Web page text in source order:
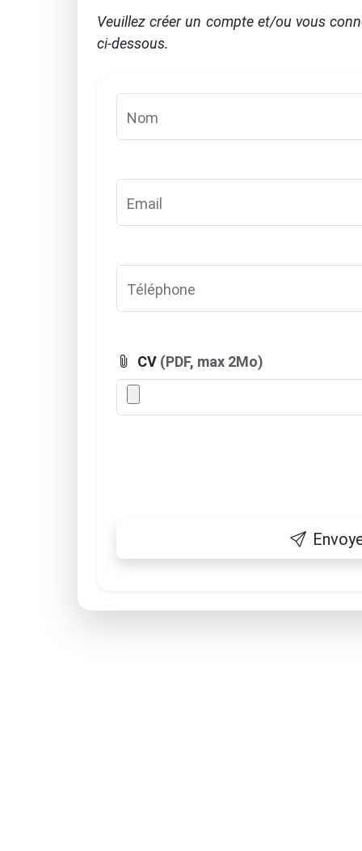
Veuillez créer un compte et/ou vous
ci-dessous.
Nom
Email
Téléphone
CV (PDF, max 2Mo)